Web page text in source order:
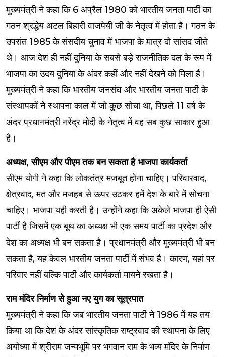
मुख्यमंत्री ने कहा कि 6 अप्रैल 1980 को भारतीय जनता पार्टी का
गठन श्रद्धेय अटल बिहारी वाजपेयी जी के नेतृत्व में होता है। गठन के
उपरांत 1985 के संसदीय चुनाव में भाजपा के मात्र दो सांसद जीते
थे। आज देश ही नहीं दुनिया के सबसे बड़े राजनीतिक दल के रूप में
भाजपा का उदय दुनिया के अंदर कहीं और नहीं देखने को मिला है।
मुख्यमंत्री ने कहा कि भारतीय जनसंघ और भारतीय जनता पार्टी के
संस्थापकों ने स्थापना काल में जो कुछ सोचा था, पिछले 11 वर्ष के
अंदर प्रधानमंत्री नरेंद्र मोदी के नेतृत्व में वह सब कुछ साकार हुआ
है।
अध्यक्ष, सीएम और पीएम तक बन सकता है भाजपा कार्यकर्ता
सीएम योगी ने कहा कि लोकतंत्र मजबूत होना चाहिए। परिवारवाद,
क्षेत्रवाद, मत और मजहब से ऊपर उठकर हमें देश के बारे में सोचना
चाहिए। भाजपा यही करती है। उन्होंने कहा कि अकेले भाजपा ही ऐसी
पार्टी है जिसमें एक बूथ का अध्यक्ष भी एक समय पार्टी का प्रदेश और
देश का अध्यक्ष भी बन सकता है। प्रधानमंत्री और मुख्यमंत्री भी बन
सकता है, यह केवल भारतीय जनता पार्टी में संभव है। कारण, यहां पर
परिवार नहीं बल्कि पार्टी और कार्यकर्ता मायने रखता है।
राम मंदिर निर्माण से हुआ नए युग का सूत्रपात
मुख्यमंत्री ने कहा कि जब भारतीय जनता पार्टी ने 1986 में यह तय
किया था कि देश के अंदर सांस्कृतिक राष्ट्रवाद की स्थापना के लिए
अयोध्या में श्रीराम जन्मभूमि पर भगवान राम के भव्य मंदिर के निर्माण